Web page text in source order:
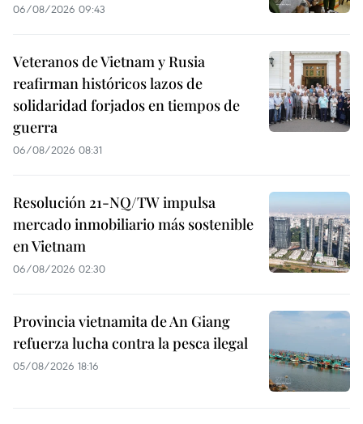
06/08/2026 09:43
Veteranos de Vietnam y Rusia
reafirman históricos lazos de
solidaridad forjados en tiempos de
guerra
06/08/2026 08:31
Resolución 21-NQ/TW impulsa
mercado inmobiliario más sostenible
en Vietnam
06/08/2026 02:30
Provincia vietnamita de An Giang
refuerza lucha contra la pesca ilegal
05/08/2026 18:16